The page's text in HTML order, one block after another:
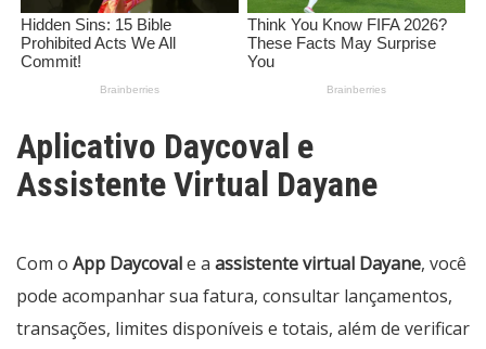
Aplicativo Daycoval e
Assistente Virtual Dayane
Com o App Daycovale a assistente virtual Dayane, você
pode acompanhar sua fatura, consultar lançamentos,
transações, limites disponíveis e totais, além de verificar